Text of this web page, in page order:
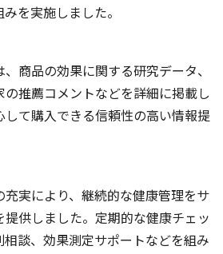
を実施しました。
商品の効果に関する研究データ、
推薦コメントなどを詳細に掲載し
して購入できる信頼性の高い情報提
実により、継続的な健康管理をサ
供しました。定期的な健康チェッ
談、効果測定サポートなどを組み